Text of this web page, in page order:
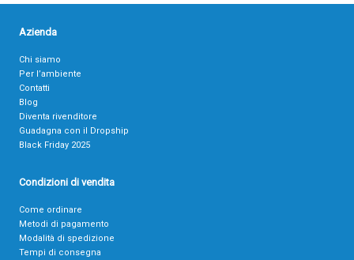
Azienda
Chi siamo
Per l’ambiente
Contatti
Blog
Diventa rivenditore
Guadagna con il Dropship
Black Friday 2025
Condizioni di vendita
Come ordinare
Metodi di pagamento
Modalità di spedizione
Tempi di consegna